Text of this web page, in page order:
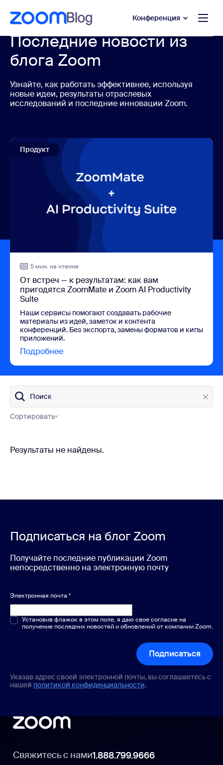
содержанию
в чат помощи Конференция
Последние новости из
блога Zoom
Узнайте, как работать эффективнее, используя
новые идеи, результаты отраслевых
исследований и последние инновации Zoom.
Продукт
5 мин. на чтение
От встреч — к результатам: как вам
пригодятся ZoomMate и Zoom AI Productivity
Suite
Наши сервисы помогают создавать рабочие
материалы из идей, заметок и контента
конференций. Без экспорта, замены форматов и кипы
приложений.
Подробнее
Поиск
Сортировать
Результаты не найдены.
Подписаться на блог Zoom
Получайте последние публикации Zoom
непосредственно на электронную почту
Электронная почта *
Один или несколько вариантов*
Установив флажок в этом поле, я даю свое согласие на
получение последних новостей и обновлений от компании Zoom.
Подписаться
Указав адрес своей электронной почты, вы соглашаетесь с
нашей политикой конфиденциальности.
Свяжитесь с нами1.888.799.9666